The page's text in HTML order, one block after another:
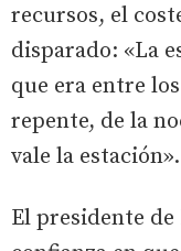
recursos, el
disparado: «La
que era entre
repente, de la
vale la estación».
El presidente de